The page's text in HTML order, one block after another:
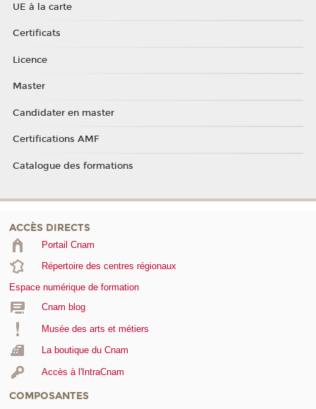
UE à la carte
Certificats
Licence
Master
Candidater en master
Certifications AMF
Catalogue des formations
ACCÈS DIRECTS
Portail Cnam
Répertoire des centres régionaux
Espace numérique de formation
Cnam blog
Musée des arts et métiers
La boutique du Cnam
Accès à l'IntraCnam
COMPOSANTES